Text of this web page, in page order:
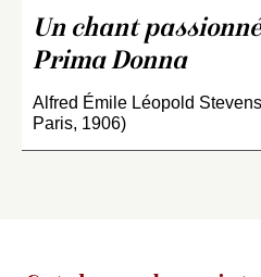
Un chant passionné
Prima Donna
Alfred Émile Léopold
Paris, 1906)